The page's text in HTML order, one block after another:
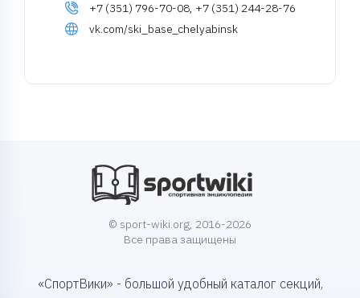
+7 (351) 796-70-08, +7 (351) 244-28-76
vk.com/ski_base_chelyabinsk
© sport-wiki.org, 2016-2026
Все права защищены
«СпортВики» - большой удобный каталог секций,